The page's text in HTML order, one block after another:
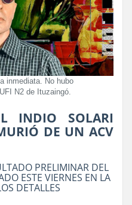
inmediata. No hubo
N2 de Ituzaingó.
INDIO SOLARI
DE UN ACV
PRELIMINAR DEL
ESTE VIERNES EN LA
DETALLES